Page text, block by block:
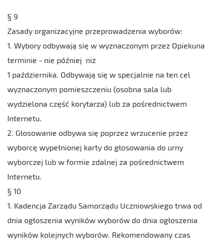
§ 9
Zasady organizacyjne przeprowadzenia wyborów:
1. Wybory odbywają się w wyznaczonym przez Opiekuna
terminie - nie później niż
1 października. Odbywają się w specjalnie na ten cel
wyznaczonym pomieszczeniu (osobna sala lub
wydzielona część korytarza) lub za pośrednictwem
Internetu.
2. Głosowanie odbywa się poprzez wrzucenie przez
wyborcę wypełnionej karty do głosowania do urny
wyborczej lub w formie zdalnej za pośrednictwem
Internetu.
§ 10
1. Kadencja Zarządu Samorządu Uczniowskiego trwa od
dnia ogłoszenia wyników wyborów do dnia ogłoszenia
wyników kolejnych wyborów. Rekomendowany czas